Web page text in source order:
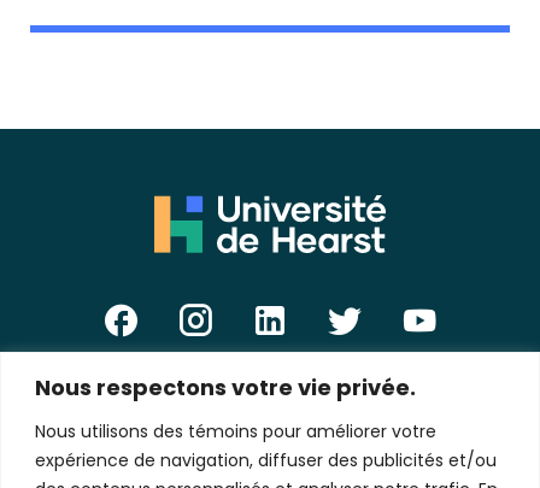
Nous respectons votre vie privée.
Nous utilisons des témoins pour améliorer votre
expérience de navigation, diffuser des publicités et/ou
E-
mail
*